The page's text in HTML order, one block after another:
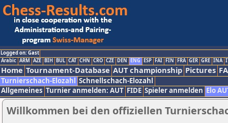
Logged on: Gast
Arabic ARM AZE BIH BUL CAT CHN CRO CZE DEN ENG ESP FAI FIN FRA GER GRE INA
Home Tournament-Database AUT championship Pictures
Turnierschach-Elozahl Schnellschach-Elozahl
Allgemeines Turnier anmelden: AUT FIDE Spieler anmelden Elo
Willkommen bei den offiziellen